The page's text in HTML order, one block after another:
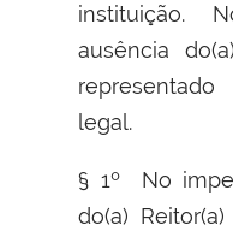
instituição.
ausência
legal.
§ 1º No
do(a)